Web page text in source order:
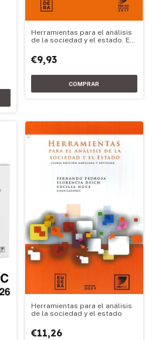
Herramientas para el análisis
de la sociedad y el estado. Ed.
€9,93
Herramientas para el análisis
de la sociedad y el estado
€11,26